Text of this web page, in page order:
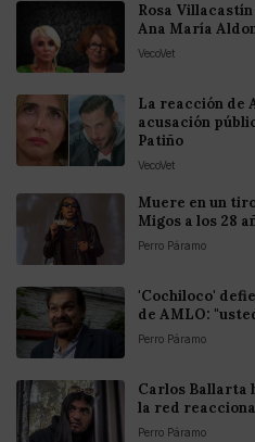
Rosa
Ana María
VecoVet
La reacción de
acusación
Patiño
VecoVet
Muere en un
Migos a los 28
Perro Páramo
'Cochiloco'
de AMLO:
Perro Páramo
Carlos Ballarta
la red
Perro Páramo